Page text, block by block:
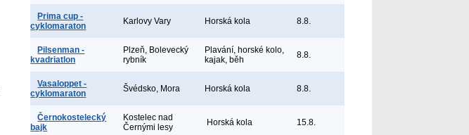
Prima cup -
cyklomaraton
Karlovy Vary Horská kola 8.8.
Pilsenman -
kvadriatlon
Plzeň, Bolevecký
rybník
Plavání, horské kolo,
kajak, běh
8.8.
Vasaloppet -
cyklomaraton
Švédsko, Mora Horská kola 8.8.
Černokostelecký
bajk
Kostelec nad
Černými lesy
Horská kola 15.8.